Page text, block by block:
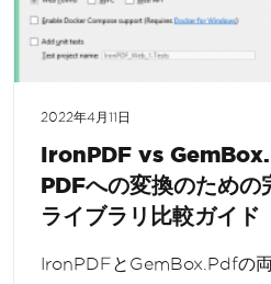
2022年4月11日
IronPDF vs
PDFへの変換のため
ライブラリ比較ガイド
IronPDFとGemBox.Pdfの